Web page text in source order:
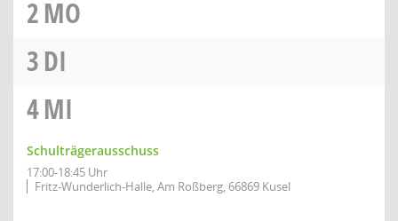
2MO
3DI
4MI
Schulträgerausschuss
17:00-18:45 Uhr
Fritz-Wunderlich-Halle, Am Roßberg, 66869 Kusel